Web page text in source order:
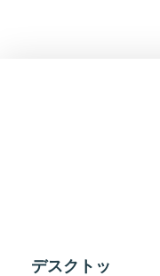
デスクトッ